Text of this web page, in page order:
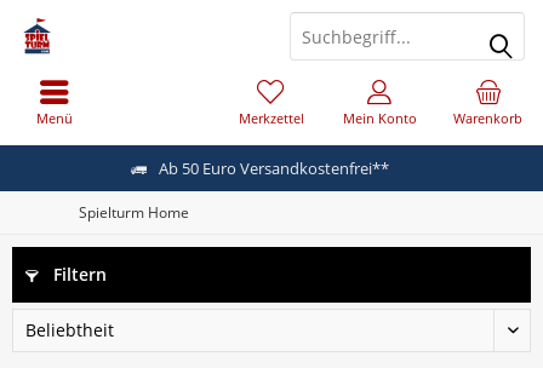
Ab 50 Euro Versandkostenfrei**
Menü Warenkorb
Merkzettel Mein Konto
Spielturm Home
Filtern